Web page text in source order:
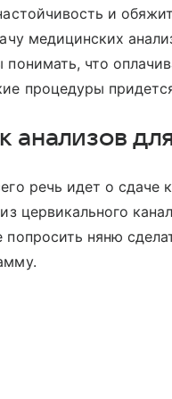
и
медицинских
что
процедуры
анализов
речь идет о сдаче
цервикального
няню